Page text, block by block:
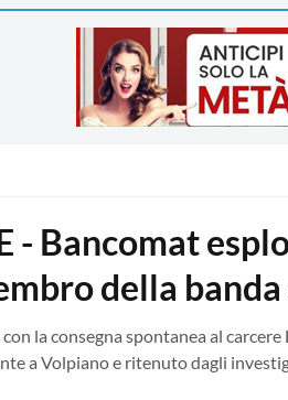
- Bancomat
della
con la consegna spontanea al
a Volpiano e ritenuto dagli